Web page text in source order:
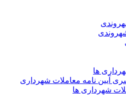
ها
آیین نامه معاملات شهرداری
شهرداری ها